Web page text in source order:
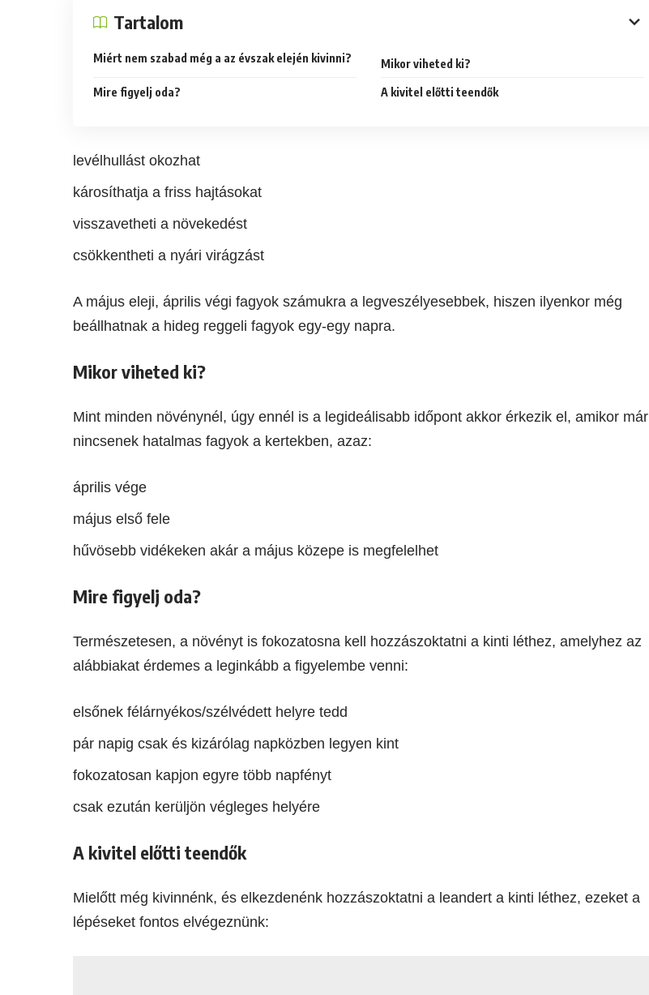
Tartalom
Miért nem szabad még a az évszak elején kivinni? Mikor viheted ki?
Mire figyelj oda? A kivitel előtti teendők
levélhullást okozhat
károsíthatja a friss hajtásokat
visszavetheti a növekedést
csökkentheti a nyári virágzást
A május eleji, április végi fagyok számukra a legveszélyesebbek, hiszen ilyenkor még
beállhatnak a hideg reggeli fagyok egy-egy napra.
Mikor viheted ki?
Mint minden növénynél, úgy ennél is a legideálisabb időpont akkor érkezik el, amikor már
nincsenek hatalmas fagyok a kertekben, azaz:
április vége
május első fele
hűvösebb vidékeken akár a május közepe is megfelelhet
Mire figyelj oda?
Természetesen, a növényt is fokozatosna kell hozzászoktatni a kinti léthez, amelyhez az
alábbiakat érdemes a leginkább a figyelembe venni:
elsőnek félárnyékos/szélvédett helyre tedd
pár napig csak és kizárólag napközben legyen kint
fokozatosan kapjon egyre több napfényt
csak ezután kerüljön végleges helyére
A kivitel előtti teendők
Mielőtt még kivinnénk, és elkezdenénk hozzászoktatni a leandert a kinti léthez, ezeket a
lépéseket fontos elvégeznünk: